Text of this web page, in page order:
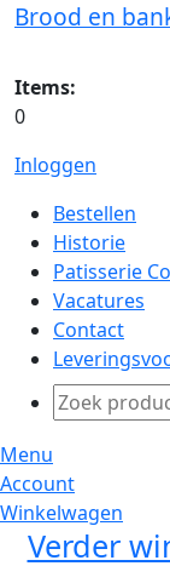
Brood en
Items:
0
Inloggen
Bestellen
Historie
Patisserie
Vacatures
Contact
Menu
Account
Winkelwagen
Verder